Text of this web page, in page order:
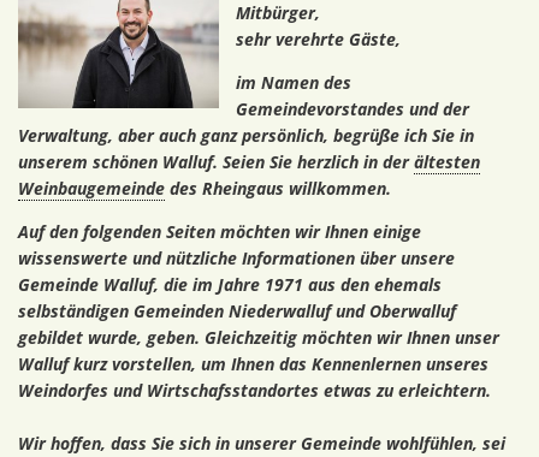
Mitbürger,
sehr verehrte Gäste,
im Namen des
Gemeindevorstandes und der
Verwaltung, aber auch ganz persönlich, begrüße ich Sie in
unserem schönen Walluf. Seien Sie herzlich in derältesten
Weinbaugemeinde des Rheingaus willkommen.
Auf den folgenden Seiten möchten wir Ihnen einige
wissenswerte und nützliche Informationen über unsere
Gemeinde Walluf, die im Jahre 1971 aus den ehemals
selbständigen Gemeinden Niederwalluf und Oberwalluf
gebildet wurde, geben. Gleichzeitig möchten wir Ihnen unser
Walluf kurz vorstellen, um Ihnen das Kennenlernen unseres
Weindorfes und Wirtschafsstandortes etwas zu erleichtern.
Wir hoffen, dass Sie sich in unserer Gemeinde wohlfühlen, sei